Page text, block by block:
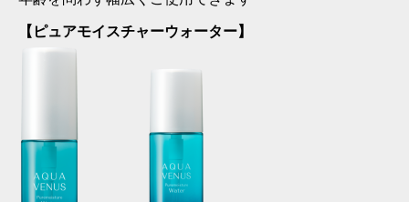
【ピュアモイスチャーウォーター】